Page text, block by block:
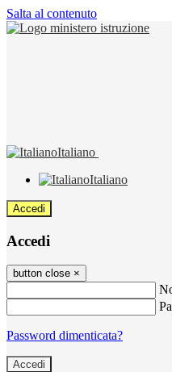
Salta al contenuto
Italiano
Italiano
Accedi
Accedi
button close ×
Password dimenticata?